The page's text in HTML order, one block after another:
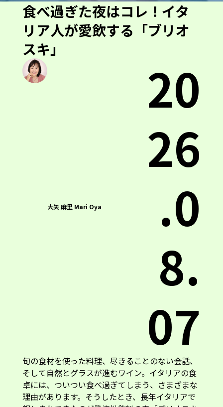
食べ過ぎた夜はコレ！イタ
リア人が愛飲する「ブリオ
スキ」
大矢 麻里 Mari Oya
20
26
.0
8.
07
旬の食材を使った料理、尽きることのない会話、
そして自然とグラスが進むワイン。イタリアの食
卓には、ついつい食べ過ぎてしまう、さまざまな
理由があります。そうしたとき、長年イタリアで